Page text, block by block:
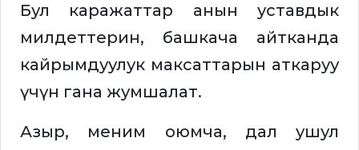
Бул каражаттар анын уставдык
милдеттерин, башкача айтканда
кайрымдуулук максаттарын аткаруу
үчүн гана жумшалат.
Азыр, меним оюмча, дал ушул